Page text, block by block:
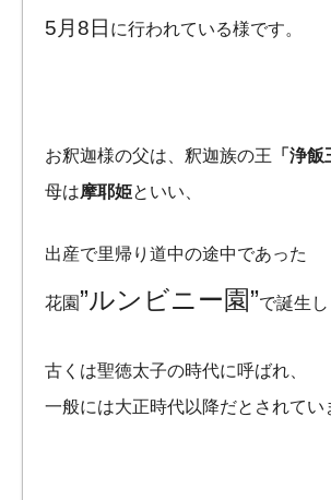
5月8日 に行われている様です。
お釈迦様の父は、釈迦族の王 「浄飯
母は摩耶姫といい、
出産で里帰り道中の途中であった
花園 ”ルンビニー園”で誕生し
古くは聖徳太子の時代に呼ばれ、
一般には大正時代以降だとされてい